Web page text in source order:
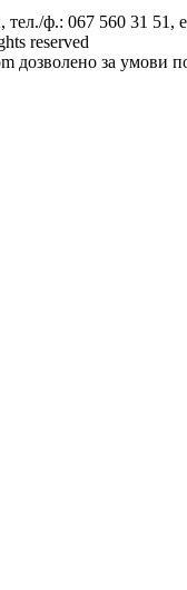
тел./ф.: 067 560 31 51,
reserved
дозволено за умови